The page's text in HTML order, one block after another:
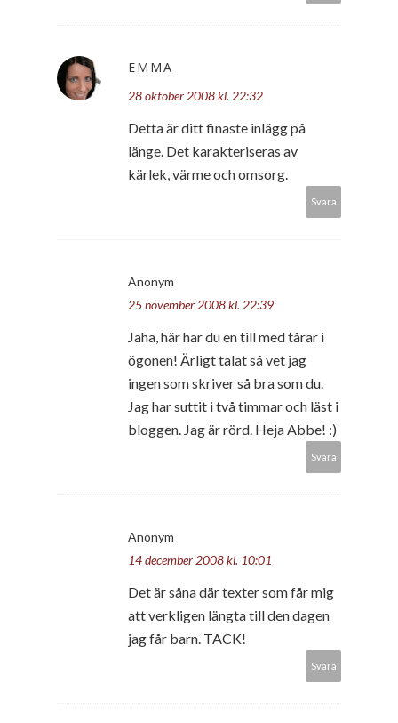
EMMA
28 oktober 2008 kl. 22:32
Detta är ditt finaste inlägg på
länge. Det karakteriseras av
kärlek, värme och omsorg.
Svara
Anonym
25 november 2008 kl. 22:39
Jaha, här har du en till med tårar i
ögonen! Ärligt talat så vet jag
ingen som skriver så bra som du.
Jag har suttit i två timmar och läst i
bloggen. Jag är rörd. Heja Abbe! :)
Svara
Anonym
14 december 2008 kl. 10:01
Det är såna där texter som får mig
att verkligen längta till den dagen
jag får barn. TACK!
Svara